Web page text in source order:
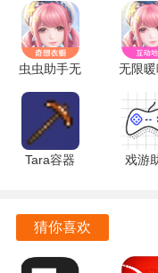
应用支持离线和在线
地。
即使在没有网络连接
了用户的使用。
BAVoiceOnline软
色的声音。
开发团队的定期更新
虫虫助手无
限暖暖奇想
衣橱 v1.0
安卓版
无限
动地图
1.0 手
Tara容器
戏游
猜你喜欢